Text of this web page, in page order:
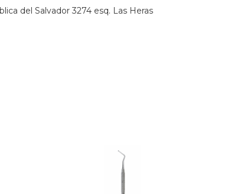
del Salvador 3274 esq. Las Heras